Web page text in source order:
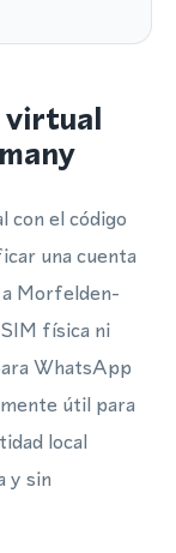
virtual
el código
una cuenta
Morfelden-
física ni
WhatsApp
útil para
local
y sin